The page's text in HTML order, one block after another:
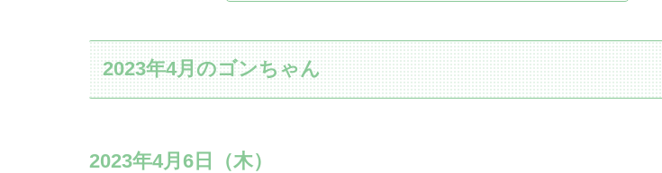
2023年4月のゴンちゃん
2023年4月6日（木）